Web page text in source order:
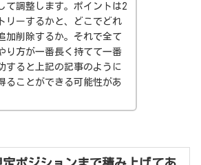
て調整します。ポイントは2
リーするかと、どこでどれ
加削除するか。それで全て
り方が一番長く持てて一番
すると上記の記事のように
ることができる可能性があ